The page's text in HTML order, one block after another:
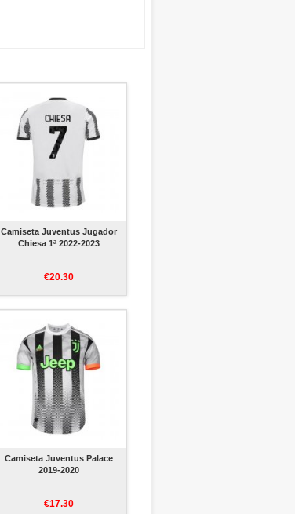
Camiseta Juventus Jugador
Chiesa 1ª 2022-2023
€20.30
Camiseta Juventus Palace
2019-2020
€17.30